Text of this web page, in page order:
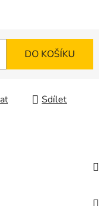
DO KOŠÍKU
Sdílet